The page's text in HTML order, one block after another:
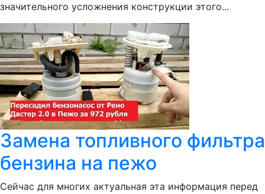
значительного усложнения конструкции этого...
Замена топливного фильтра
бензина на пежо
Сейчас для многих актуальная эта информация перед